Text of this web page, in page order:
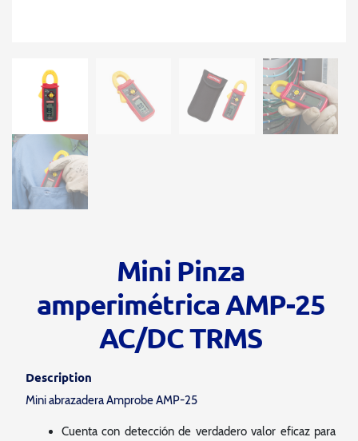
Mini Pinza
amperimétrica AMP-25
AC/DC TRMS
Description
Mini abrazadera Amprobe AMP-25
Cuenta con detección de verdadero valor eficaz para